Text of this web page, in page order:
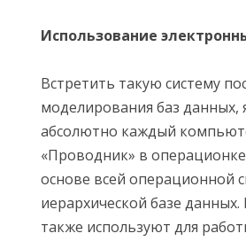
Использование
Встретить такую систему
моделирования баз
абсолютно каждый
«Проводник» в
основе всей операционной
иерархической базе
также используют для